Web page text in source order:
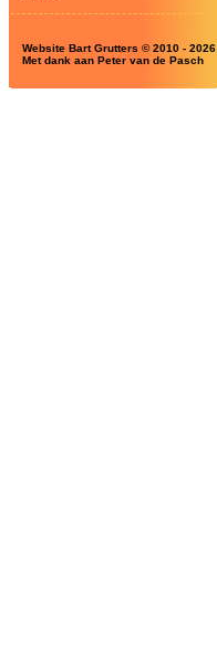
Website Bart Grutters © 2010 - 2026
Met dank aan Peter van de Pasch